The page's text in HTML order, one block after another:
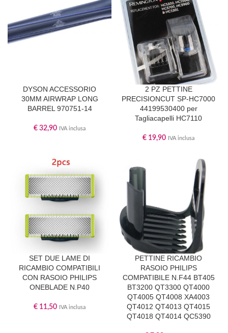
DYSON ACCESSORIO
30MM AIRWRAP LONG
BARREL 970751-14
€ 32,90 IVA inclusa
2 PZ PETTINE
PRECISIONCUT SP-HC7000
44199530400 per
Tagliacapelli HC7110
€ 19,90 IVA inclusa
SET DUE LAME DI
RICAMBIO COMPATIBILI
CON RASOIO PHILIPS
ONEBLADE N.P40
€ 11,50 IVA inclusa
PETTINE RICAMBIO
RASOIO PHILIPS
COMPATIBILE N.F44 BT405
BT3200 QT3300 QT4000
QT4005 QT4008 XA4003
QT4012 QT4013 QT4015
QT4018 QT4014 QC5390